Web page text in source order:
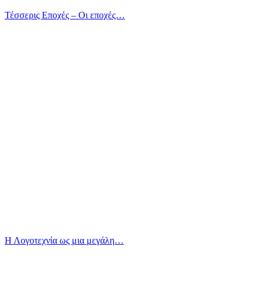
Τέσσερις Εποχές – Οι εποχές…
Η Λογοτεχνία ως μια μεγάλη…